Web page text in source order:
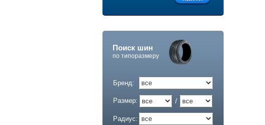
Поиск шин
по типоразмеру
Бренд:
Размер: /
Радиус: